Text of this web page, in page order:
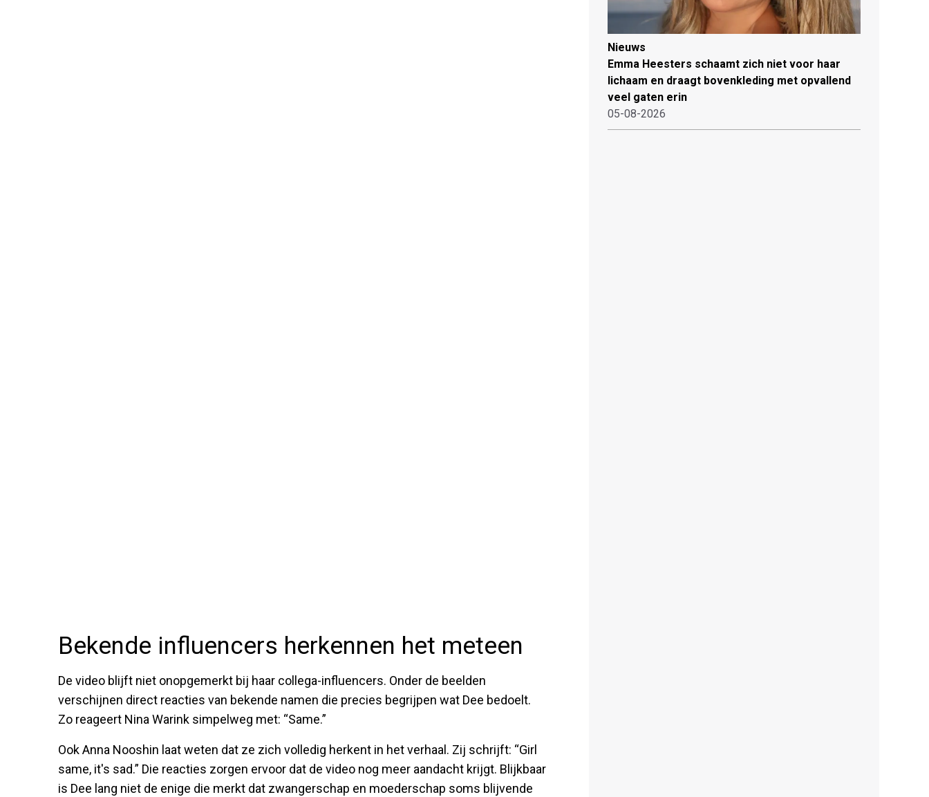
Bekende influencers herkennen het meteen
De video blijft niet onopgemerkt bij haar collega-influencers. Onder de beelden
verschijnen direct reacties van bekende namen die precies begrijpen wat Dee bedoelt.
Zo reageert Nina Warink simpelweg met: “Same.”
Ook Anna Nooshin laat weten dat ze zich volledig herkent in het verhaal. Zij schrijft: “Girl
same, it's sad.” Die reacties zorgen ervoor dat de video nog meer aandacht krijgt. Blijkbaar
is Dee lang niet de enige die merkt dat zwangerschap en moederschap soms blijvende
Nieuws
Emma Heesters schaamt zich niet voor haar
lichaam en draagt bovenkleding met opvallend
veel gaten erin
05-08-2026